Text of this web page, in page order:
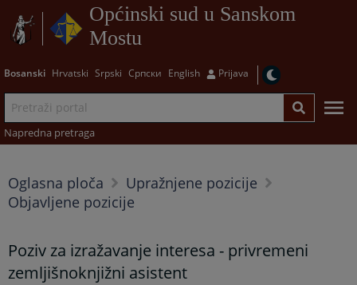
Općinski sud u Sanskom
Mostu
Bosanski Hrvatski Srpski Српски English Prijava
Napredna pretraga
Oglasna ploča
Upražnjene pozicije
Objavljene pozicije
Poziv za izražavanje interesa - privremeni
zemljišnoknjižni asistent